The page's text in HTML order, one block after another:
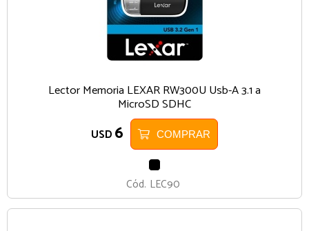
Lector Memoria LEXAR RW300U Usb-A 3.1 a
MicroSD SDHC
USD 6 COMPRAR
Cód. LEC90